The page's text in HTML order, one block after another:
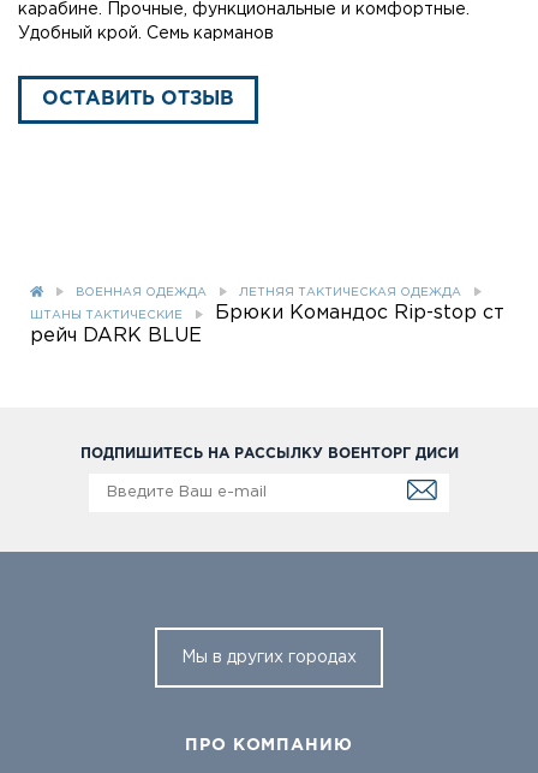
карабине. Прочные, функциональные и комфортные.
Удобный крой. Семь карманов
ОСТАВИТЬ ОТЗЫВ
ВОЕННАЯ ОДЕЖДА ЛЕТНЯЯ ТАКТИЧЕСКАЯ ОДЕЖДА
ШТАНЫ ТАКТИЧЕСКИЕ
Брюки Командос Rip-stop ст
рейч DARK BLUE
ПОДПИШИТЕСЬ НА РАССЫЛКУ ВОЕНТОРГ ДИСИ
Мы в других городах
ПРО КОМПАНИЮ